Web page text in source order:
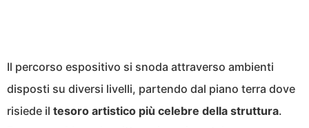
Il percorso espositivo si snoda attraverso ambienti
disposti su diversi livelli, partendo dal piano terra dove
risiede il tesoro artistico più celebre della struttura.